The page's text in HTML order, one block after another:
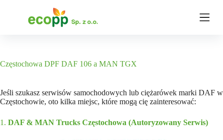
ź
t
r
e
c
Częstochowa DPF DAF 106 a MAN TGX
Jeśli szukasz serwisów samochodowych lub ciężarówek marki DAF w
Częstochowie, oto kilka miejsc, które mogą cię zainteresować:
1. DAF & MAN Trucks Częstochowa (Autoryzowany Serwis)